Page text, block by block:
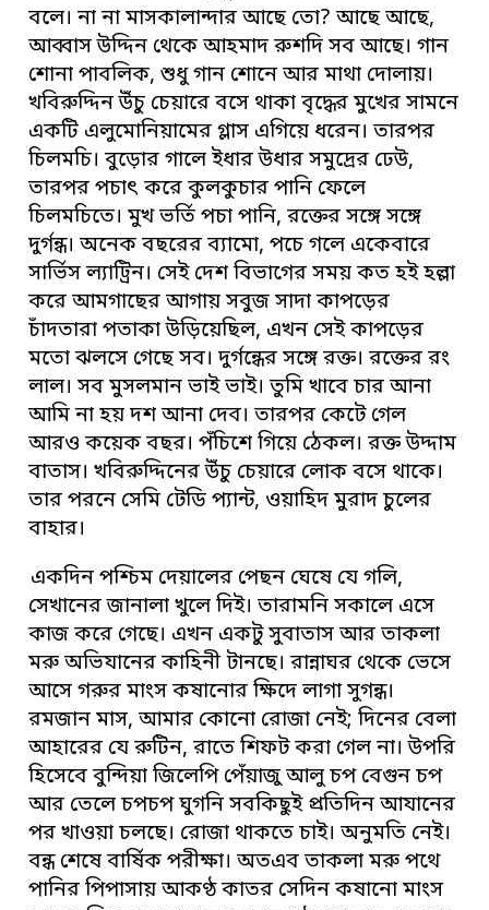
বলে। না না মাসকালান্দার আছে তো? আছে আছে,
আব্বাস উদ্দিন থেকে আহমাদ রুশদি সব আছে। গান
শোনা পাবলিক, শুধু গান শোনে আর মাথা দোলায়।
খবিরুদ্দিন উঁচু চেয়ারে বসে থাকা বৃদ্ধের মুখের সামনে
একটি এলুমোনিয়ামের গ্লাস এগিয়ে ধরেন। তারপর
চিলমচি। বুড়োর গালে ইধার উধার সমুদ্রের ঢেউ,
তারপর পচাৎ করে কুলকুচার পানি ফেলে
চিলমচিতে। মুখ ভর্তি পচা পানি, রক্তের সঙ্গে সঙ্গে
দুর্গন্ধ। অনেক বছরের ব্যামো, পচে গলে একেবারে
সার্ভিস ল্যাট্রিন। সেই দেশ বিভাগের সময় কত হই হল্লা
করে আমগাছের আগায় সবুজ সাদা কাপড়ের
চাঁদতারা পতাকা উড়িয়েছিল, এখন সেই কাপড়ের
মতো ঝলসে গেছে সব। দুর্গন্ধের সঙ্গে রক্ত। রক্তের রং
লাল। সব মুসলমান ভাই ভাই। তুমি খাবে চার আনা
আমি না হয় দশ আনা দেব। তারপর কেটে গেল
আরও কয়েক বছর। পঁচিশে গিয়ে ঠেকল। রক্ত উদ্দাম
বাতাস। খবিরুদ্দিনের উঁচু চেয়ারে লোক বসে থাকে।
তার পরনে সেমি টেডি প্যান্ট, ওয়াহিদ মুরাদ চুলের
বাহার।
একদিন পশ্চিম দেয়ালের পেছন ঘেষে যে গলি,
সেখানের জানালা খুলে দিই। তারামনি সকালে এসে
কাজ করে গেছে। এখন একটু সুবাতাস আর তাকলা
মরু অভিযানের কাহিনী টানছে। রান্নাঘর থেকে ভেসে
আসে গরুর মাংস কষানোর ক্ষিদে লাগা সুগন্ধ।
রমজান মাস, আমার কোনো রোজা নেই; দিনের বেলা
আহারের যে রুটিন, রাতে শিফট করা গেল না। উপরি
হিসেবে বুন্দিয়া জিলেপি পেঁয়াজু আলু চপ বেগুন চপ
আর তেলে চপচপ ঘুগনি সবকিছুই প্রতিদিন আযানের
পর খাওয়া চলছে। রোজা থাকতে চাই। অনুমতি নেই।
বন্ধ শেষে বার্ষিক পরীক্ষা। অতএব তাকলা মরু পথে
পানির পিপাসায় আকণ্ঠ কাতর সেদিন কষানো মাংস